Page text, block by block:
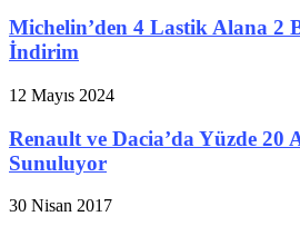
Michelin’den 4 Lastik Alana 2
İndirim
12 Mayıs 2024
Renault ve Dacia’da Yüzde 20
Sunuluyor
30 Nisan 2017